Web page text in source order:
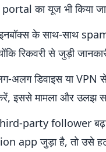
का यूज भी किया
के साथ-साथ
रिकवरी से जुड़ी
अलग डिवाइस या VPN
इससे मामला और उलझ
party follower
app जुड़ा है, तो उसे